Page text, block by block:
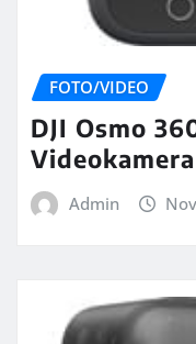
FOTO/VIDEO
DJI Osmo
Videokamera
Admin